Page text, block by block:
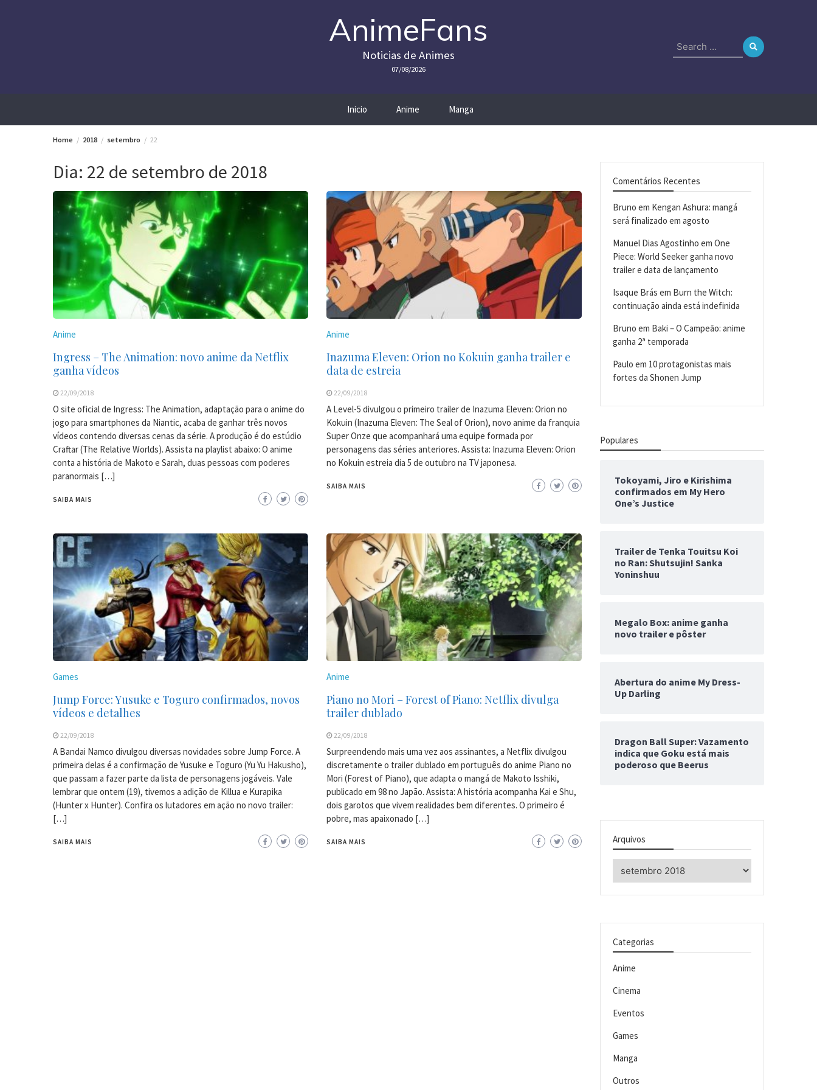
AnimeFans
Noticias de Animes
07/08/2026
Search
for:
Inicio Anime Manga
Home 2018 setembro 22
Dia: 22 de setembro de 2018
Anime
Ingress – The Animation: novo anime da Netflix
ganha vídeos
22/09/2018
O site oficial de Ingress: The Animation, adaptação para o anime do
jogo para smartphones da Niantic, acaba de ganhar três novos
vídeos contendo diversas cenas da série. A produção é do estúdio
Craftar (The Relative Worlds). Assista na playlist abaixo: O anime
conta a história de Makoto e Sarah, duas pessoas com poderes
paranormais […]
SAIBA MAIS
Anime
Inazuma Eleven: Orion no Kokuin ganha trailer e
data de estreia
22/09/2018
A Level-5 divulgou o primeiro trailer de Inazuma Eleven: Orion no
Kokuin (Inazuma Eleven: The Seal of Orion), novo anime da franquia
Super Onze que acompanhará uma equipe formada por
personagens das séries anteriores. Assista: Inazuma Eleven: Orion
no Kokuin estreia dia 5 de outubro na TV japonesa.
SAIBA MAIS
Games
Jump Force: Yusuke e Toguro confirmados, novos
vídeos e detalhes
22/09/2018
A Bandai Namco divulgou diversas novidades sobre Jump Force. A
primeira delas é a confirmação de Yusuke e Toguro (Yu Yu Hakusho),
que passam a fazer parte da lista de personagens jogáveis. Vale
lembrar que ontem (19), tivemos a adição de Killua e Kurapika
(Hunter x Hunter). Confira os lutadores em ação no novo trailer:
[…]
SAIBA MAIS
Anime
Piano no Mori – Forest of Piano: Netflix divulga
trailer dublado
22/09/2018
Surpreendendo mais uma vez aos assinantes, a Netflix divulgou
discretamente o trailer dublado em português do anime Piano no
Mori (Forest of Piano), que adapta o mangá de Makoto Isshiki,
publicado em 98 no Japão. Assista: A história acompanha Kai e Shu,
dois garotos que vivem realidades bem diferentes. O primeiro é
pobre, mas apaixonado […]
SAIBA MAIS
Comentários Recentes
Bruno em Kengan Ashura: mangá
será finalizado em agosto
Manuel Dias Agostinho em One
Piece: World Seeker ganha novo
trailer e data de lançamento
Isaque Brás em Burn the Witch:
continuação ainda está indefinida
Bruno em Baki – O Campeão: anime
ganha 2ª temporada
Paulo em 10 protagonistas mais
fortes da Shonen Jump
Populares
Tokoyami, Jiro e Kirishima
confirmados em My Hero
One’s Justice
Trailer de Tenka Touitsu Koi
no Ran: Shutsujin! Sanka
Yoninshuu
Megalo Box: anime ganha
novo trailer e pôster
Abertura do anime My Dress-
Up Darling
Dragon Ball Super: Vazamento
indica que Goku está mais
poderoso que Beerus
Arquivos
Arquivos
Categorias
Anime
Cinema
Eventos
Games
Manga
Outros